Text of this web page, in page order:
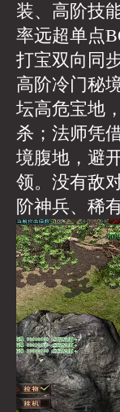
装、高阶技
率远超单点
打宝双向同
高阶冷门秘
坛高危宝地
杀；法师凭
境腹地，避
领。没有敌
阶神兵、稀